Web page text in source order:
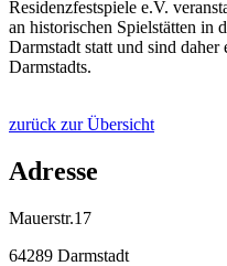
Residenzfestspiele e.V.
an historischen Spielstätten in
Darmstadt statt und sind
Darmstadts.
zurück zur Übersicht
Adresse
Mauerstr.17
64289 Darmstadt